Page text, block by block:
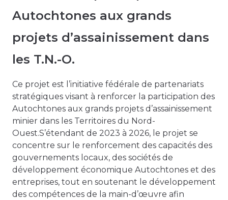
Autochtones aux grands
projets d’assainissement dans
les T.N.-O.
Ce projet est l’initiative fédérale de partenariats
stratégiques visant à renforcer la participation des
Autochtones aux grands projets d’assainissement
minier dans les Territoires du Nord-
Ouest.S’étendant de 2023 à 2026, le projet se
concentre sur le renforcement des capacités des
gouvernements locaux, des sociétés de
développement économique Autochtones et des
entreprises, tout en soutenant le développement
des compétences de la main-d’œuvre afin